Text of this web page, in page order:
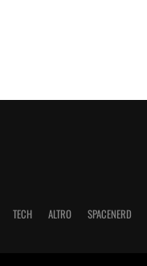
TECH ALTRO SPACENERD